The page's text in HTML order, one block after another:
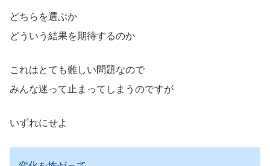
どちらを選ぶか
どういう結果を期待するのか
これはとても難しい問題なので
みんな迷って止まってしまうのですが
いずれにせよ